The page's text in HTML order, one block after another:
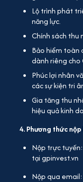
Lộ trình phát
năng lực.
Chính sách thu
Bảo hiểm toàn
dành riêng cho
Phúc lợi nhân
các sự kiện tri
Gia tăng thu
hiệu quả kinh
4. Phương thức nộp
Nộp trực
tại gpinvest.vn
Nộp qua email: